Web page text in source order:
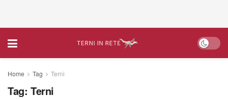
Home Tag Terni
Tag: Terni